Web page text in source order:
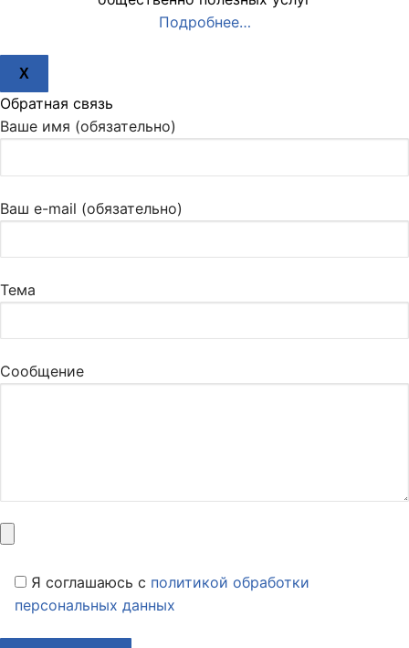
Подробнее…
X
Обратная связь
Ваше имя (обязательно)
Ваш e-mail (обязательно)
Тема
Сообщение
Я соглашаюсь c политикой обработки
персональных данных